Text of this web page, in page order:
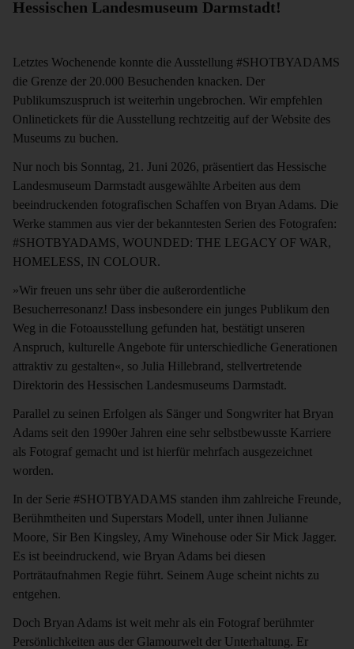
Hessischen Landesmuseum Darmstadt!
Letztes Wochenende konnte die Ausstellung #SHOTBYADAMS
die Grenze der 20.000 Besuchenden knacken. Der
Publikumszuspruch ist weiterhin ungebrochen. Wir empfehlen
Onlinetickets für die Ausstellung rechtzeitig auf der Website des
Museums zu buchen.
Nur noch bis Sonntag, 21. Juni 2026, präsentiert das Hessische
Landesmuseum Darmstadt ausgewählte Arbeiten aus dem
beeindruckenden fotografischen Schaffen von Bryan Adams. Die
Werke stammen aus vier der bekanntesten Serien des Fotografen:
#SHOTBYADAMS, WOUNDED: THE LEGACY OF WAR,
HOMELESS, IN COLOUR.
»Wir freuen uns sehr über die außerordentliche
Besucherresonanz! Dass insbesondere ein junges Publikum den
Weg in die Fotoausstellung gefunden hat, bestätigt unseren
Anspruch, kulturelle Angebote für unterschiedliche Generationen
attraktiv zu gestalten«, so Julia Hillebrand, stellvertretende
Direktorin des Hessischen Landesmuseums Darmstadt.
Parallel zu seinen Erfolgen als Sänger und Songwriter hat Bryan
Adams seit den 1990er Jahren eine sehr selbstbewusste Karriere
als Fotograf gemacht und ist hierfür mehrfach ausgezeichnet
worden.
In der Serie #SHOTBYADAMS standen ihm zahlreiche Freunde,
Berühmtheiten und Superstars Modell, unter ihnen Julianne
Moore, Sir Ben Kingsley, Amy Winehouse oder Sir Mick Jagger.
Es ist beeindruckend, wie Bryan Adams bei diesen
Porträtaufnahmen Regie führt. Seinem Auge scheint nichts zu
entgehen.
Doch Bryan Adams ist weit mehr als ein Fotograf berühmter
Persönlichkeiten aus der Glamourwelt der Unterhaltung. Er